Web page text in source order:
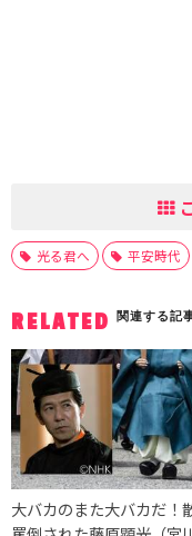
光る君へ 平安時代
RELATED 関連する記
大バカのまた大バカだ！